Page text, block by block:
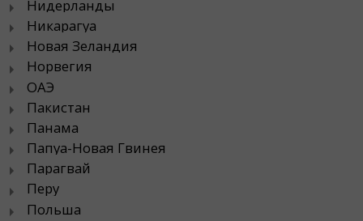
Нидерланды
Никарагуа
Новая Зеландия
Норвегия
ОАЭ
Пакистан
Панама
Папуа-Новая Гвинея
Парагвай
Перу
Польша